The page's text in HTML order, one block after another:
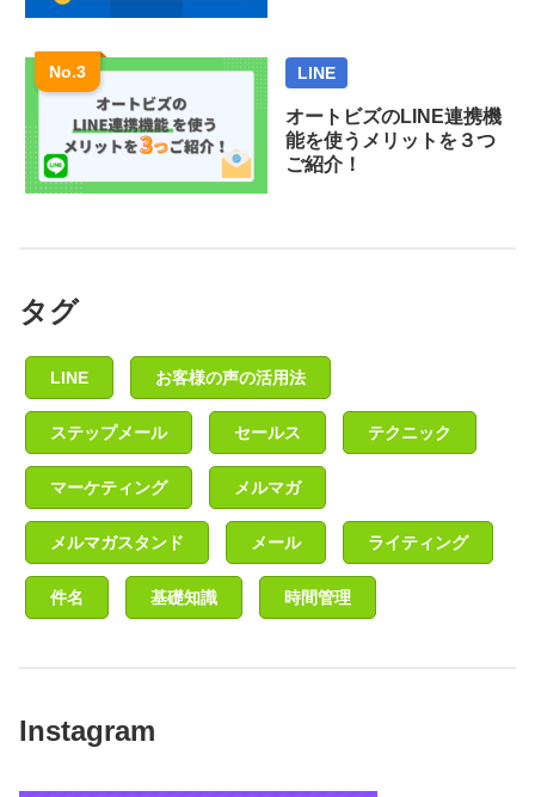
LINE
オートビズのLINE連携機
能を使うメリットを３つ
ご紹介！
タグ
LINE お客様の声の活用法
ステップメール セールス テクニック
マーケティング メルマガ
メルマガスタンド メール ライティング
件名 基礎知識 時間管理
Instagram